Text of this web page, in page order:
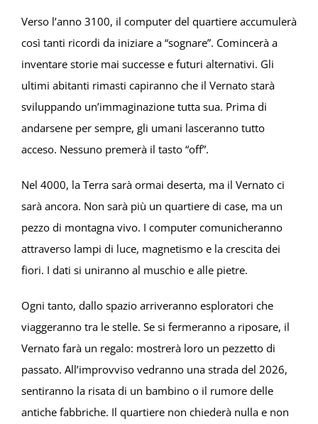
Verso l’anno 3100, il computer del quartiere accumulerà
così tanti ricordi da iniziare a “sognare”. Comincerà a
inventare storie mai successe e futuri alternativi. Gli
ultimi abitanti rimasti capiranno che il Vernato starà
sviluppando un’immaginazione tutta sua. Prima di
andarsene per sempre, gli umani lasceranno tutto
acceso. Nessuno premerà il tasto “off”.
Nel 4000, la Terra sarà ormai deserta, ma il Vernato ci
sarà ancora. Non sarà più un quartiere di case, ma un
pezzo di montagna vivo. I computer comunicheranno
attraverso lampi di luce, magnetismo e la crescita dei
fiori. I dati si uniranno al muschio e alle pietre.
Ogni tanto, dallo spazio arriveranno esploratori che
viaggeranno tra le stelle. Se si fermeranno a riposare, il
Vernato farà un regalo: mostrerà loro un pezzetto di
passato. All’improvviso vedranno una strada del 2026,
sentiranno la risata di un bambino o il rumore delle
antiche fabbriche. Il quartiere non chiederà nulla e non